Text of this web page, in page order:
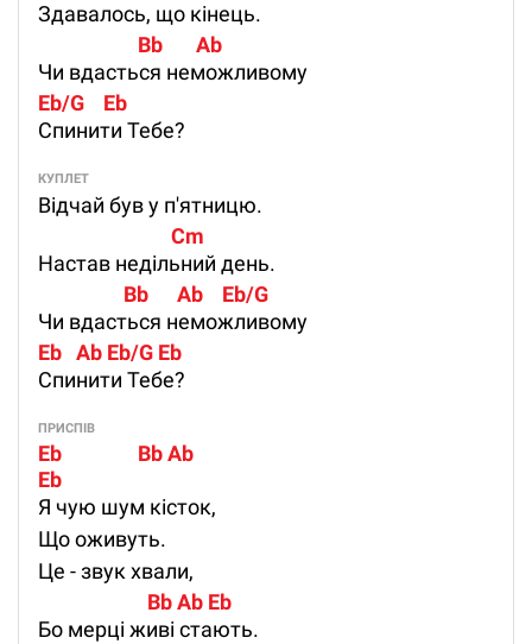
Здавалось, що кінець.
                     Bb       Ab
Чи вдасться неможливому
Eb/G    Eb
Спинити Тебе?
КУПЛЕТ
Відчай був у п'ятницю.
                            Cm
Настав недільний день.
                  Bb      Ab    Eb/G
Чи вдасться неможливому
Eb   Ab Eb/G Eb
Спинити Тебе?
ПРИСПІВ
Eb                Bb Ab
Eb
Я чую шум кісток,
Що оживуть.
Це - звук хвали,
                       Bb Ab Eb
Бо мерці живі стають.